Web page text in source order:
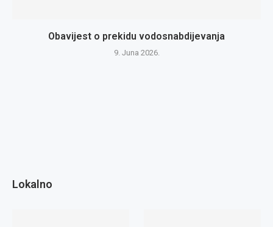
Obavijest o prekidu vodosnabdijevanja
9. Juna 2026.
Lokalno